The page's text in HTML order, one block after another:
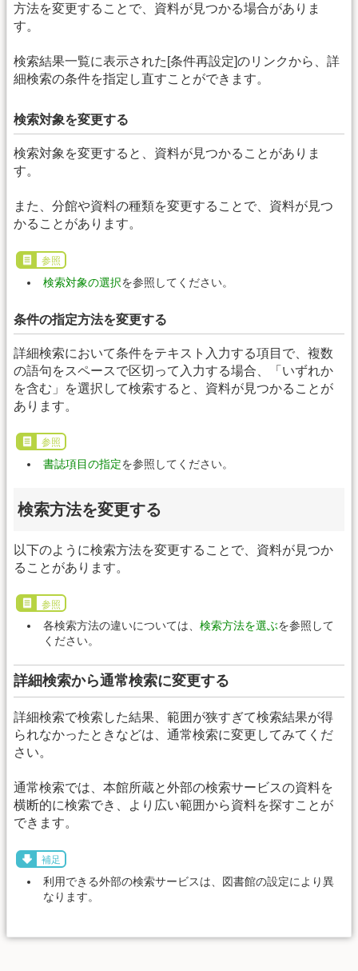
方法を変更することで、資料が見つかる場合がありま
す。
検索結果一覧に表示された[条件再設定]のリンクから、詳
細検索の条件を指定し直すことができます。
検索対象を変更する
検索対象を変更すると、資料が見つかることがありま
す。
また、分館や資料の種類を変更することで、資料が見つ
かることがあります。
参照
検索対象の選択を参照してください。
条件の指定方法を変更する
詳細検索において条件をテキスト入力する項目で、複数
の語句をスペースで区切って入力する場合、「いずれか
を含む」を選択して検索すると、資料が見つかることが
あります。
参照
書誌項目の指定を参照してください。
検索方法を変更する
以下のように検索方法を変更することで、資料が見つか
ることがあります。
参照
各検索方法の違いについては、 検索方法を選ぶを参照して
ください。
詳細検索から通常検索に変更する
詳細検索で検索した結果、範囲が狭すぎて検索結果が得
られなかったときなどは、通常検索に変更してみてくだ
さい。
通常検索では、本館所蔵と外部の検索サービスの資料を
横断的に検索でき、より広い範囲から資料を探すことが
できます。
補足
利用できる外部の検索サービスは、図書館の設定により異
なります。